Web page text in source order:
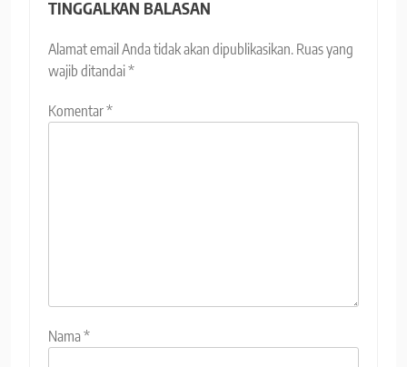
TINGGALKAN BALASAN
Alamat email Anda tidak akan dipublikasikan. Ruas yang
wajib ditandai*
Komentar*
Nama*